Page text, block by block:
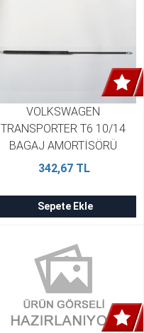
VOLKSWAGEN
TRANSPORTER T6 10/14
BAGAJ AMORTİSÖRÜ
77.5CM SAĞ/SOL AYNI
342,67 TL
Sepete Ekle